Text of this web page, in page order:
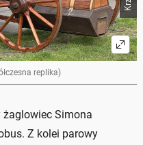
replika)
Simona
Z kolei parowy